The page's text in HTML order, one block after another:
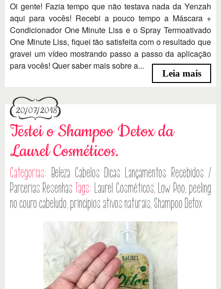
Oi gente! Fazia tempo que não testava nada da Yenzah
aqui para vocês! Recebi a pouco tempo a Máscara +
Condicionador One Minute Liss e o Spray Termoativado
One Minute Liss, fiquei tão satisfeita com o resultado que
gravei um vídeo mostrando passo a passo da aplicação
para vocês! Quer saber mais sobre a...
Leia mais
20/07/2018
Testei o Shampoo Detox da
Laurel Cosméticos.
Categorias: Beleza Cabelos Dicas Lançamentos Recebidos /
Parcerias Resenhas Tags: Laurel Cosméticos, Low Poo, peeling
no couro cabeludo, princípios ativos naturais, Shampoo Detox